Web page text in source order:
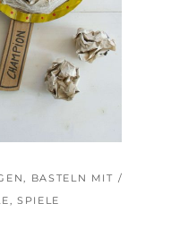
, BASTELN MIT
, SPIELE